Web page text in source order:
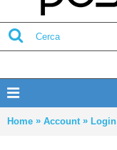
Home » Account » Login